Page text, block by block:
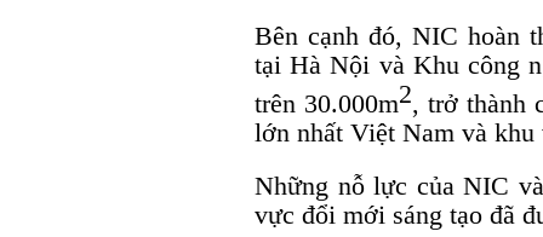
Bên cạnh đó, NIC hoàn
tại Hà Nội và Khu công
trên 30.000m2, trở thành
lớn nhất Việt Nam và khu
Những nỗ lực của NIC
vực đổi mới sáng tạo đã